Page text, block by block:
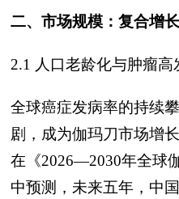
二、市场规模：复合增
2.1 人口老龄化与肿瘤高
全球癌症发病率的持续
剧，成为伽玛刀市场增
在《2026—2030年全球
中预测，未来五年，中